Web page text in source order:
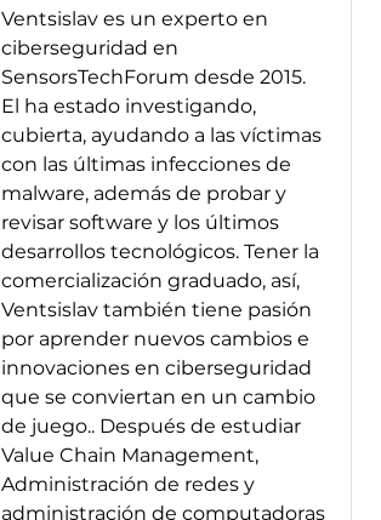
Ventsislav es un experto en
ciberseguridad en
SensorsTechForum desde 2015.
El ha estado investigando,
cubierta, ayudando a las víctimas
con las últimas infecciones de
malware, además de probar y
revisar software y los últimos
desarrollos tecnológicos. Tener la
comercialización graduado, así,
Ventsislav también tiene pasión
por aprender nuevos cambios e
innovaciones en ciberseguridad
que se conviertan en un cambio
de juego.. Después de estudiar
Value Chain Management,
Administración de redes y
administración de computadoras